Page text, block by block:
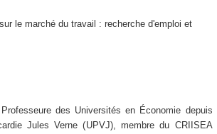
le marché du travail : recherche d'emploi et
des Universités en Économie depuis
Jules Verne (UPVJ), membre du CRIISEA